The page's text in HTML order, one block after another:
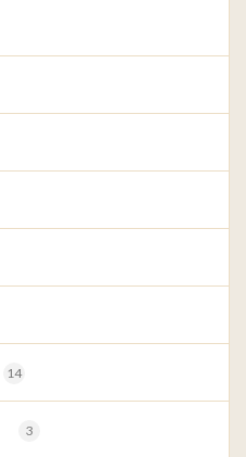
14
3